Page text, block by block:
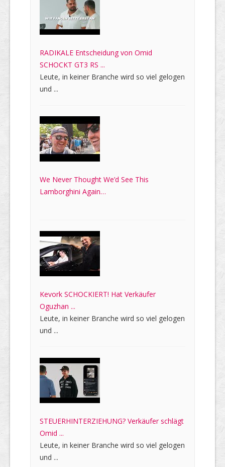
RADIKALE Entscheidung von Omid
SCHOCKT GT3 RS ...
Leute, in keiner Branche wird so viel gelogen
und ...
We Never Thought We’d See This
Lamborghini Again…
Kevork SCHOCKIERT! Hat Verkäufer
Oguzhan ...
Leute, in keiner Branche wird so viel gelogen
und ...
STEUERHINTERZIEHUNG? Verkäufer schlägt
Omid ...
Leute, in keiner Branche wird so viel gelogen
und ...